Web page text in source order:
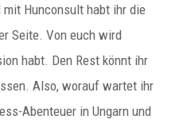
Hunconsult habt ihr die
Seite. Von euch wird
habt. Den Rest könnt ihr
Also, worauf wartet ihr
Abenteuer in Ungarn und